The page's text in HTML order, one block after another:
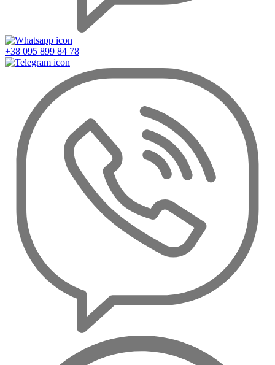
+38 095 899 84 78